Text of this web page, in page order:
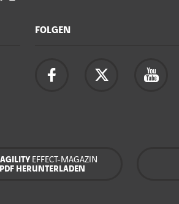
FOLGEN
EFFECT-MAGAZIN
HERUNTERLADEN